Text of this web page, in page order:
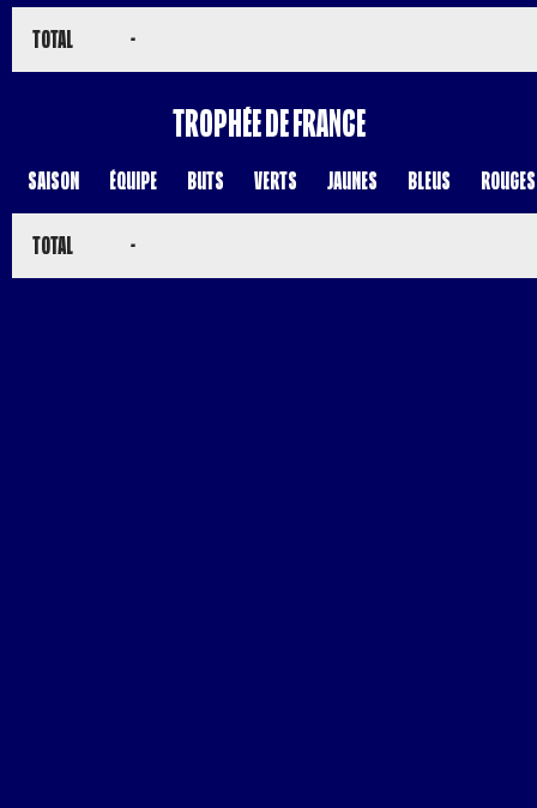
Total -
Trophée de France
Saison Équipe Buts Verts Jaunes Bleus Rouges
Total -